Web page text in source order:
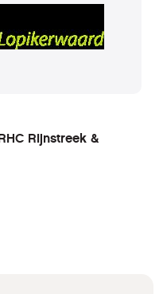
Rijnstreek &